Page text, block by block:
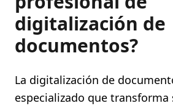
digitalización de
documentos?
La digitalización de
especializado que